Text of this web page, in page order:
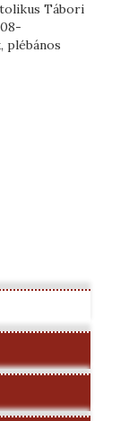
Tábori
plébános